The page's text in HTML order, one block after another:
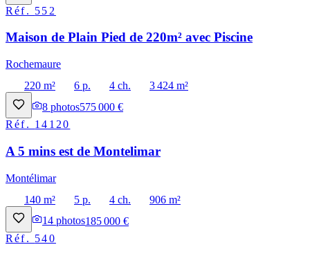
Réf. 552
Maison de Plain Pied de 220m² avec Piscine
Rochemaure
220 m²
6 p. 4 ch.
3 424 m²
8 photos575 000 €
Réf. 14120
A 5 mins est de Montelimar
Montélimar
140 m²
5 p. 4 ch.
906 m²
14 photos185 000 €
Réf. 540